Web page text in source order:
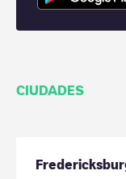
CIUDADES